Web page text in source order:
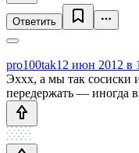
Ответить
pro100tak12 июн 2012 в
Эххх, а мы так сосиски
передержать — иногда